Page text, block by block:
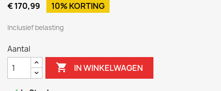
€ 170,99
10% KORTING
Inclusief belasting
Aantal
 IN WINKELWAGEN